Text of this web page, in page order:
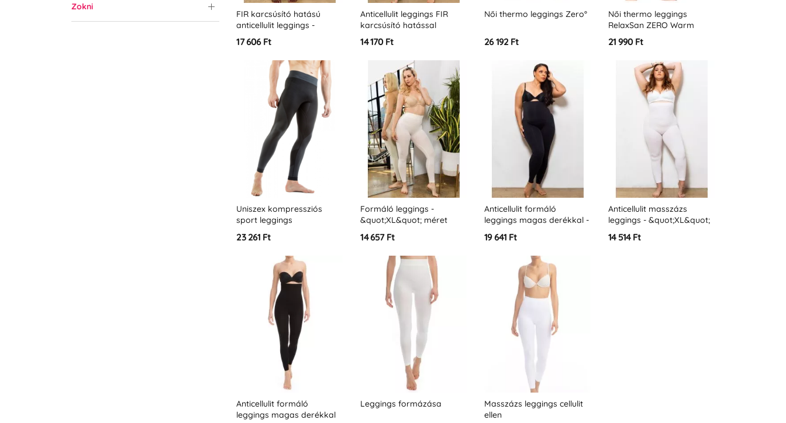
FIR karcsúsító hatású
anticellulit leggings -
&quot;XL&quot; méret
17 606 Ft
Anticellulit leggings FIR
karcsúsító hatással
14 170 Ft
Női thermo leggings Zero°
26 192 Ft
Női thermo leggings
RelaxSan ZERO Warm
21 990 Ft
Uniszex kompressziós
sport leggings
23 261 Ft
Formáló leggings -
&quot;XL&quot; méret
14 657 Ft
Anticellulit formáló
leggings magas derékkal -
&quot;XL&quot; méretben
19 641 Ft
Anticellulit masszázs
leggings - &quot;XL&quot;
méret
14 514 Ft
Anticellulit formáló
leggings magas derékkal
Leggings formázása
Masszázs leggings cellulit
ellen
Zokni